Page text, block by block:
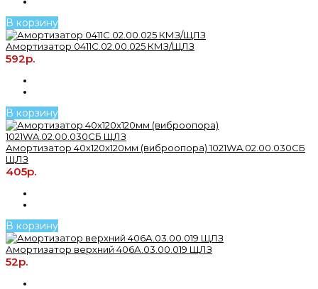
В корзину
Амортизатор 0411С.02.00.025 КМЗ/ЩЛЗ
592р.
В корзину
Амортизатор 40х120х120мм (виброопора) 1021WA.02.00.030СБ
ЩЛЗ
405р.
В корзину
Амортизатор верхний 406А.03.00.019 ЩЛЗ
52р.